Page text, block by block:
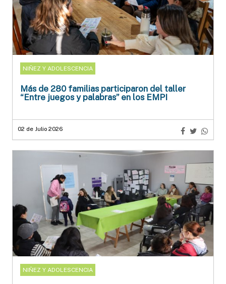
NIÑEZ Y ADOLESCENCIA
Más de 280 familias participaron del taller
“Entre juegos y palabras” en los EMPI
02 de Julio 2026
NIÑEZ Y ADOLESCENCIA